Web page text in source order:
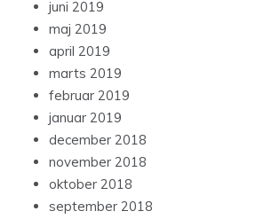
juni 2019
maj 2019
april 2019
marts 2019
februar 2019
januar 2019
december 2018
november 2018
oktober 2018
september 2018